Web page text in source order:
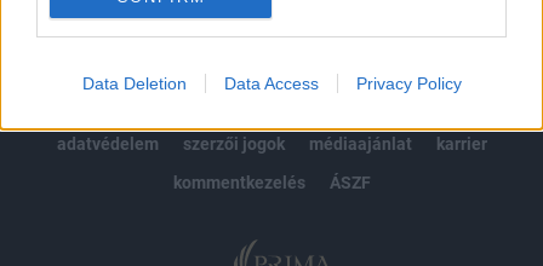
Data Deletion Data Access Privacy Policy
adatvédelem
szerzői jogok médiaajánlat
karrier
kommentkezelés
ÁSZF